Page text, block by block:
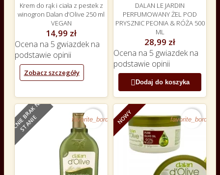
Krem do rąk i ciała z pestek z
winogron Dalan d’Olive 250 ml
VEGAN
14,99 zł
Ocena na 5 gwiazdek na
podstawie opinii
Zobacz szczegóły
DALAN LE JARDIN
PERFUMOWANY ŻEL POD
PRYSZNIC PEONIA & RÓŻA 500
ML
28,99 zł
Ocena na 5 gwiazdek na
podstawie opinii
 Dodaj do koszyka
NOWY
O
B
E
C
N
I
E
B
R
A
K
N
A
S
T
A
N
I
E favorite_borderNOWY favorite_border